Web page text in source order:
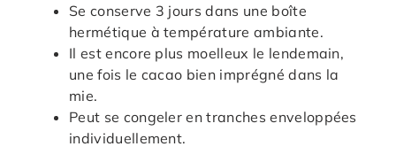
Se conserve 3 jours dans une boîte
hermétique à température ambiante.
Il est encore plus moelleux le lendemain,
une fois le cacao bien imprégné dans la
mie.
Peut se congeler en tranches enveloppées
individuellement.